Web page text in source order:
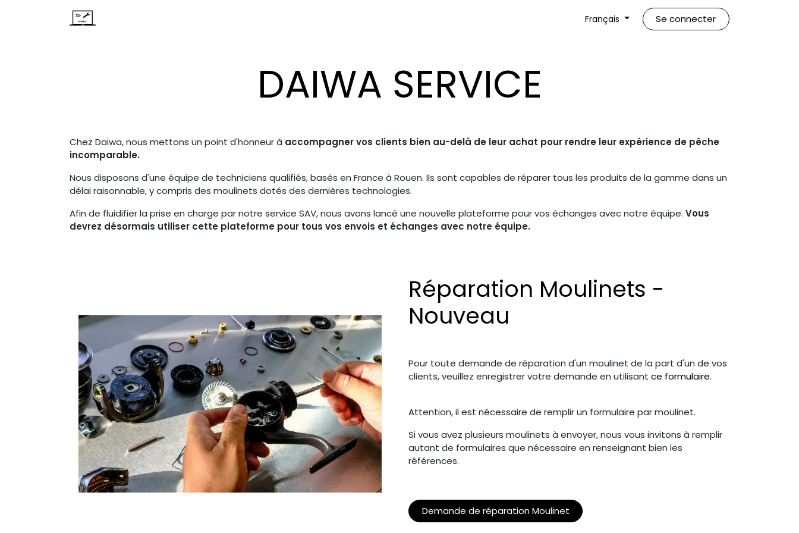
Français Se connecter
DAIWA SERVICE
Chez Daiwa, nous mettons un point d'honneur à accompagner vos clients bien au-delà de leur achat pour rendre leur expérience de pêche
incomparable.
Nous disposons d'une équipe de techniciens qualifiés, basés en France à Rouen. Ils sont capables de réparer tous les produits de la gamme dans un
délai raisonnable, y compris des moulinets dotés des dernières technologies.
Afin de fluidifier la prise en charge par notre service SAV, nous avons lancé une nouvelle plateforme pour vos échanges avec notre équipe. Vous
devrez désormais utiliser cette plateforme pour tous vos envois et échanges avec notre équipe.
Réparation Moulinets -
Nouveau
Pour toute demande de réparation d'un moulinet de la part d'un de vos
clients, veuillez enregistrer votre demande en utilisant ce formulaire.
Attention, il est nécessaire de remplir un formulaire par moulinet.
Si vous avez plusieurs moulinets à envoyer, nous vous invitons à remplir
autant de formulaires que nécessaire en renseignant bien les
références.
Demande de réparation Moulinet